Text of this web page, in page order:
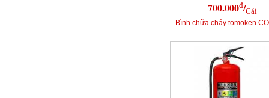
700.000đ/Cái
Bình chữa cháy tomoken